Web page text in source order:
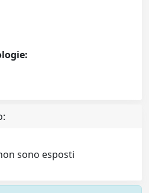
sono esposti